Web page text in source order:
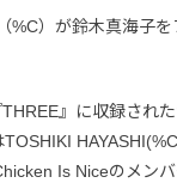
%C）が鈴木真海子を
』に収録され
Is Niceのメンバ